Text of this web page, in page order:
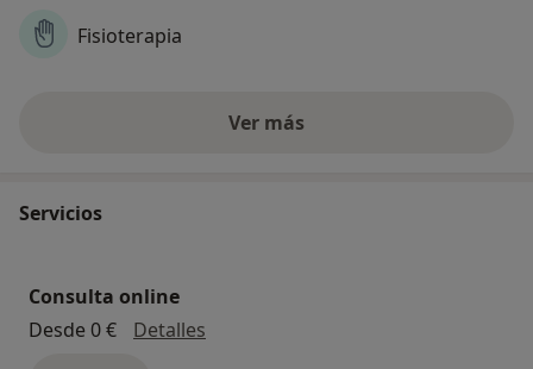
Fisioterapia
Ver más
Servicios
Consulta online
Desde 0 €
Detalles